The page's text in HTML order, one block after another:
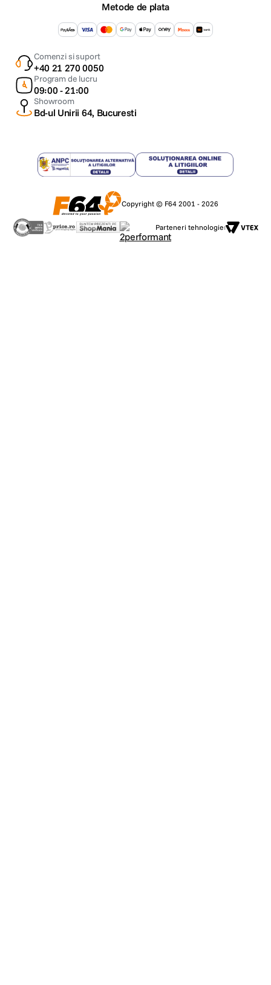
Metode de plata
Comenzi si suport
+40 21 270 0050
Program de lucru
09:00 - 21:00
Showroom
Bd-ul Unirii 64, Bucuresti
Copyright © F64 2001 - 2026
Parteneri tehnologie: